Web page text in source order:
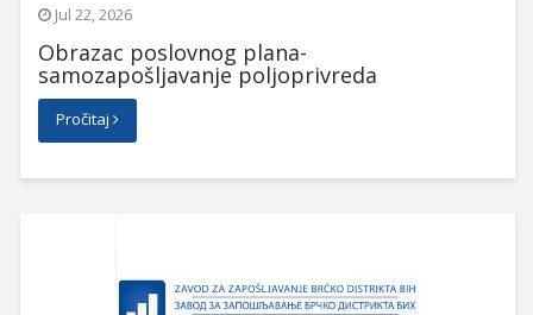
Jul 22, 2026
Obrazac poslovnog plana-
samozapošljavanje poljoprivreda
Pročitaj